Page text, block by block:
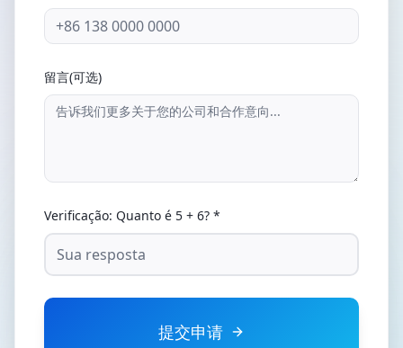
留言(可选)
Verificação: Quanto é 5 + 6? *
提交申请